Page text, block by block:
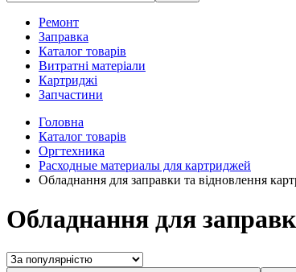
Ремонт
Заправка
Каталог товарів
Витратні матеріали
Картриджі
Запчастини
Головна
Каталог товарів
Оргтехника
Расходные материалы для картриджей
Обладнання для заправки та відновлення
Обладнання для